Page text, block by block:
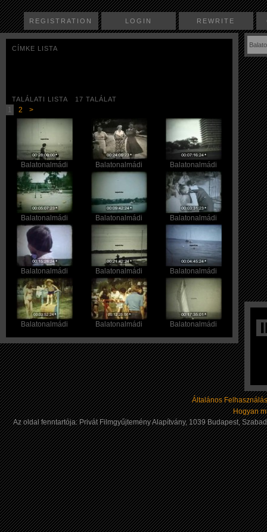
REGISTRATION LOGIN REWRITE
CÍMKE LISTA
TALÁLATI LISTA 17 TALÁLAT
1 2 >
Balatonalmádi Balatonalmádi Balatonalmádi
Balatonalmádi Balatonalmádi Balatonalmádi
Balatonalmádi Balatonalmádi Balatonalmádi
Balatonalmádi Balatonalmádi Balatonalmádi
Általános
Hogyan
Az oldal fenntartója: Privát Filmgyűjtemény Alapítvány, 1039 Budapest,